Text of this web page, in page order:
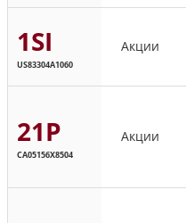
1SI
US83304A1060
Акции
21P
CA05156X8504
Акции